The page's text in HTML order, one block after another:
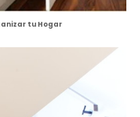
tu Hogar